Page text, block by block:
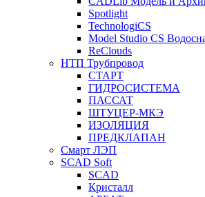
Spotlight
TechnologiCS
Model Studio CS
ReClouds
НТП Трубпровод
СТАРТ
ГИДРОСИСТЕМА
ПАССАТ
ШТУЦЕР-МКЭ
ИЗОЛЯЦИЯ
ПРЕДКЛАПАН
Смарт ЛЭП
SCAD Soft
SCAD
Кристалл